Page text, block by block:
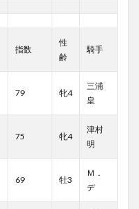
指数
性
齢
騎手
79 牝4
三浦
皇
75 牝4
津村
明
69 牡3
Ｍ．
デ